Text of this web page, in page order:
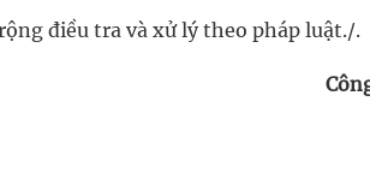
điều tra và xử lý theo pháp luật./.